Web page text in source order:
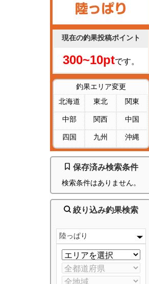
現在の釣果投稿ポイント
300~10ptです。
釣果エリア変更
北海道
東北 関東
中部 関西 中国
四国 九州 沖縄
保存済み検索条件
検索条件はありません。
絞り込み釣果検索
陸っぱり